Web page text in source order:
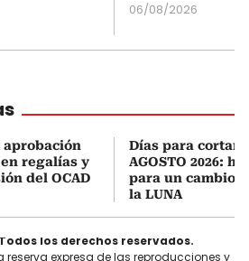
06/08/2026
aprobación
en regalías y
del OCAD
Días para
AGOSTO 2026:
para un cambio
la LUNA
Todos los derechos reservados.
reserva expresa de las reproducciones y